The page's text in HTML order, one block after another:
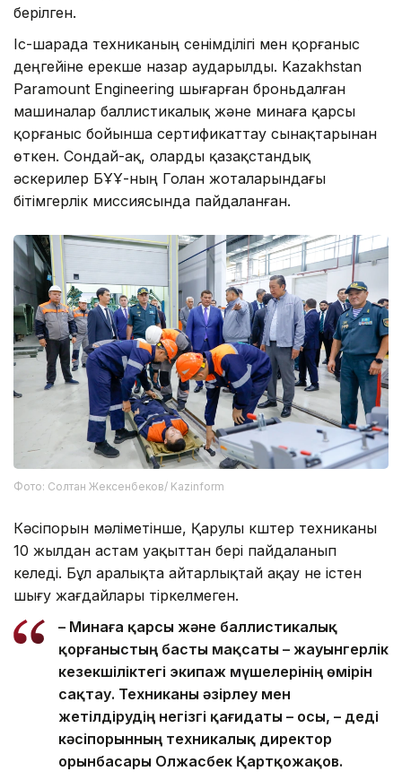
берілген.
Іс-шарада техниканың сенімділігі мен қорғаныс
деңгейіне ерекше назар аударылды. Kazakhstan
Paramount Engineering шығарған броньдалған
машиналар баллистикалық және минаға қарсы
қорғаныс бойынша сертификаттау сынақтарынан
өткен. Сондай-ақ, оларды қазақстандық
әскерилер БҰҰ-ның Голан жоталарындағы
бітімгерлік миссиясында пайдаланған.
Фото: Солтан Жексенбеков/ Kazinform
Кәсіпорын мәліметінше, Қарулы күштер техниканы
10 жылдан астам уақыттан бері пайдаланып
келеді. Бұл аралықта айтарлықтай ақау не істен
шығу жағдайлары тіркелмеген.
– Минаға қарсы және баллистикалық
қорғаныстың басты мақсаты – жауынгерлік
кезекшіліктегі экипаж мүшелерінің өмірін
сақтау. Техниканы әзірлеу мен
жетілдірудің негізгі қағидаты – осы, – деді
кәсіпорынның техникалық директор
орынбасары Олжасбек Қартқожақов.